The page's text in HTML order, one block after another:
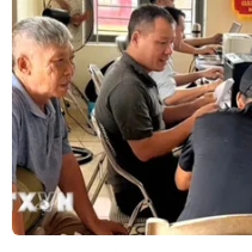
WHO ghi nhận tín hiệu
thử nghiệm điều trị
04/08/2026 22:42
Báo động xu hướng gia